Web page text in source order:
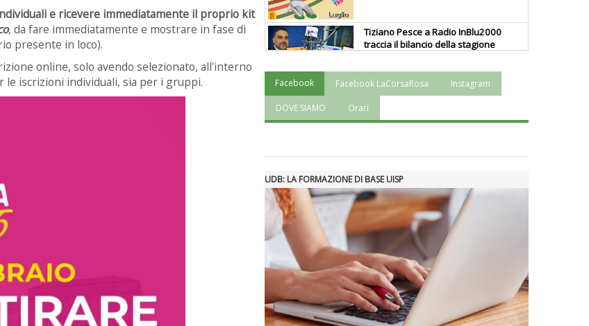
e ricevere immediatamente il proprio kit
, da fare immediatamente e mostrare in fase di
presente in loco).
online, solo avendo selezionato, all'interno
le iscrizioni individuali, sia per i gruppi.
Tiziano Pesce a Radio InBlu2000
traccia il bilancio della stagione
Ddl Lobby, Uisp: “Il Parlamento
valorizzi le nostre specificità"
Tiziano Pesce nel Cda di
Fondazione Terzjus: prima riunione
a Roma
Facebook Facebook LaCorsaRosa Instagram
DOVE SIAMO Orari
UDB: LA FORMAZIONE DI BASE UISP